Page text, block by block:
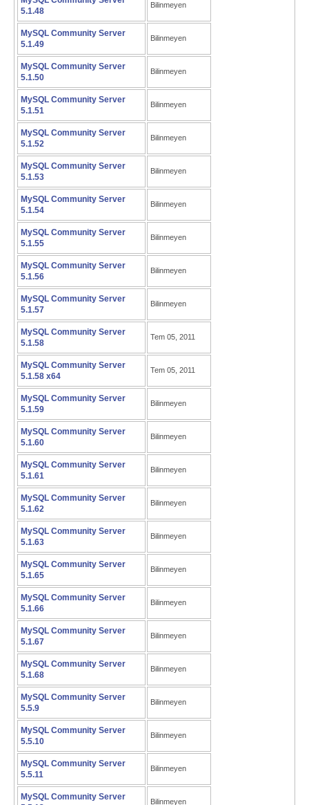
5.1.48
Bilinmeyen
MySQL Community Server
5.1.49
Bilinmeyen
MySQL Community Server
5.1.50
Bilinmeyen
MySQL Community Server
5.1.51
Bilinmeyen
MySQL Community Server
5.1.52
Bilinmeyen
MySQL Community Server
5.1.53
Bilinmeyen
MySQL Community Server
5.1.54
Bilinmeyen
MySQL Community Server
5.1.55
Bilinmeyen
MySQL Community Server
5.1.56
Bilinmeyen
MySQL Community Server
5.1.57
Bilinmeyen
MySQL Community Server
5.1.58
Tem 05, 2011
MySQL Community Server
5.1.58 x64
Tem 05, 2011
MySQL Community Server
5.1.59
Bilinmeyen
MySQL Community Server
5.1.60
Bilinmeyen
MySQL Community Server
5.1.61
Bilinmeyen
MySQL Community Server
5.1.62
Bilinmeyen
MySQL Community Server
5.1.63
Bilinmeyen
MySQL Community Server
5.1.65
Bilinmeyen
MySQL Community Server
5.1.66
Bilinmeyen
MySQL Community Server
5.1.67
Bilinmeyen
MySQL Community Server
5.1.68
Bilinmeyen
MySQL Community Server
5.5.9
Bilinmeyen
MySQL Community Server
5.5.10
Bilinmeyen
MySQL Community Server
5.5.11
Bilinmeyen
MySQL Community Server
Bilinmeyen